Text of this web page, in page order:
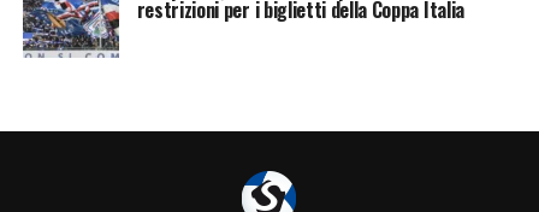
restrizioni per i biglietti della Coppa Italia